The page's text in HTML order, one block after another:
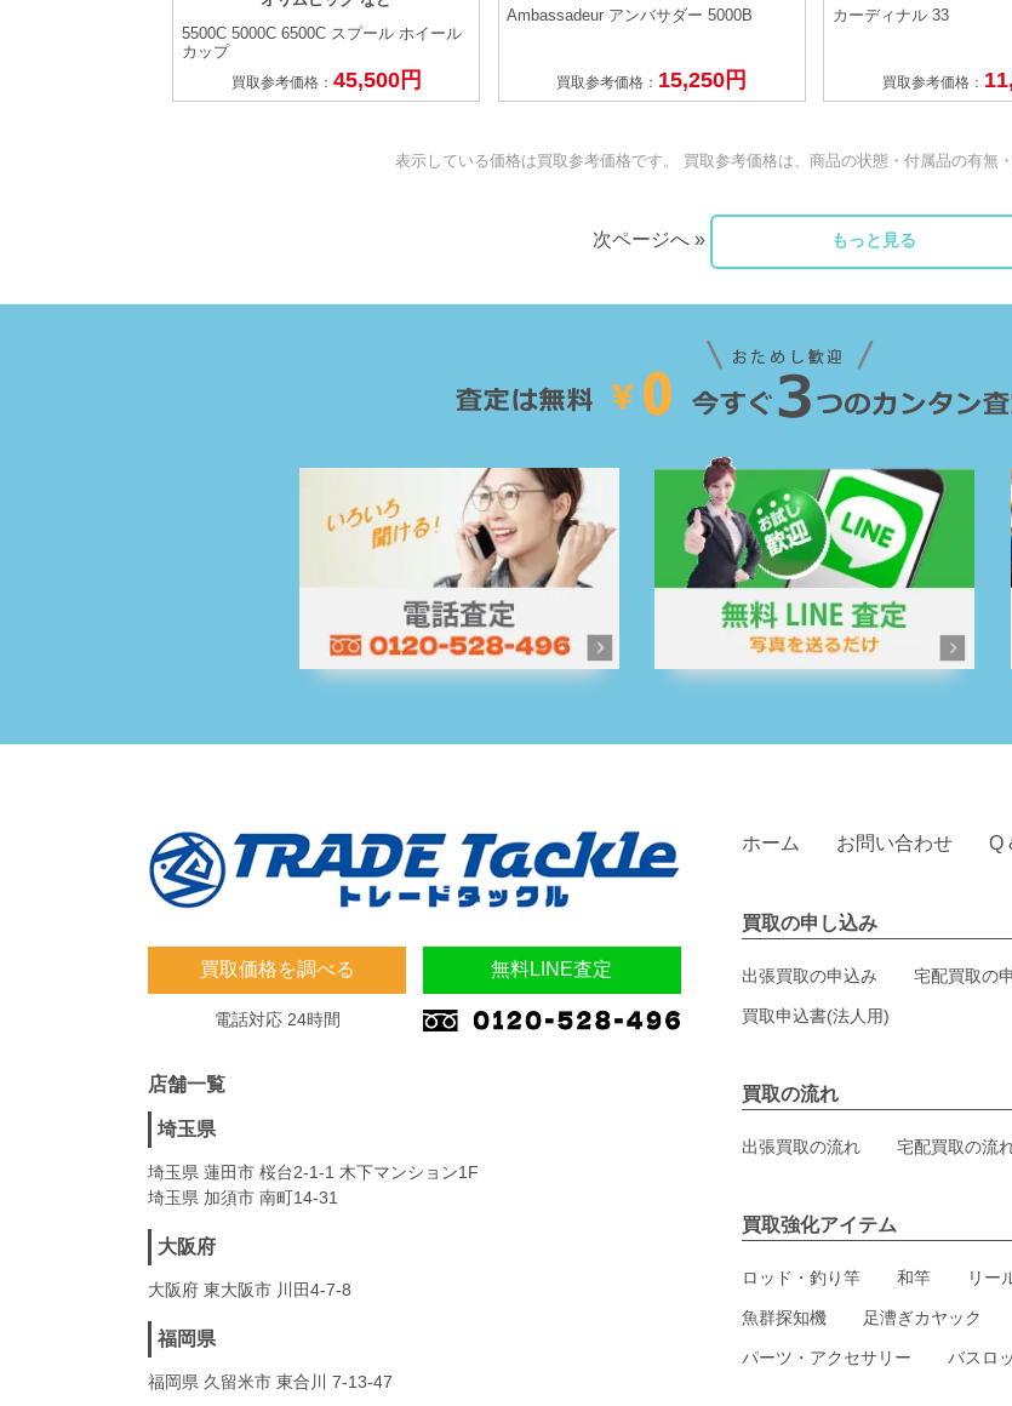
5500C 5000C 6500C スプール ホイール
カップ
買取参考価格： 45,500円
Ambassadeur アンバサダー 5000B
買取参考価格： 15,250円
カーディナル 33
買取参考価格：
表示している価格は買取参考価格です。 買取参考価格は、商品の状態・付属品の有無
次ページへ » もっと見る
買取価格を調べる 無料LINE査定
電話対応 24時間
店舗一覧
埼玉県
埼玉県 蓮田市 桜台2-1-1 木下マンション1F
埼玉県 加須市 南町14-31
大阪府
大阪府 東大阪市 川田4-7-8
福岡県
福岡県 久留米市 東合川 7-13-47
ホーム お問い合わせ Q
買取の申し込み
出張買取の申込み 宅配買取の
買取申込書(法人用)
買取の流れ
出張買取の流れ 宅配買取の流
買取強化アイテム
ロッド・釣り竿 和竿 リー
魚群探知機 足漕ぎカヤック
パーツ・アクセサリー バスロ